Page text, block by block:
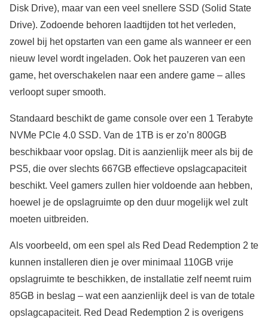
Disk Drive), maar van een veel snellere SSD (Solid State
Drive). Zodoende behoren laadtijden tot het verleden,
zowel bij het opstarten van een game als wanneer er een
nieuw level wordt ingeladen. Ook het pauzeren van een
game, het overschakelen naar een andere game – alles
verloopt super smooth.
Standaard beschikt de game console over een 1 Terabyte
NVMe PCle 4.0 SSD. Van de 1TB is er zo’n 800GB
beschikbaar voor opslag. Dit is aanzienlijk meer als bij de
PS5, die over slechts 667GB effectieve opslagcapaciteit
beschikt. Veel gamers zullen hier voldoende aan hebben,
hoewel je de opslagruimte op den duur mogelijk wel zult
moeten uitbreiden.
Als voorbeeld, om een spel als Red Dead Redemption 2 te
kunnen installeren dien je over minimaal 110GB vrije
opslagruimte te beschikken, de installatie zelf neemt ruim
85GB in beslag – wat een aanzienlijk deel is van de totale
opslagcapaciteit. Red Dead Redemption 2 is overigens